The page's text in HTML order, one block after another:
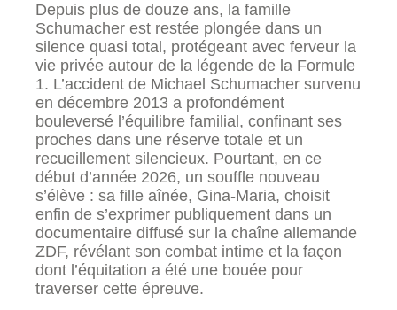
Depuis plus de douze ans, la famille
Schumacher est restée plongée dans un
silence quasi total, protégeant avec ferveur la
vie privée autour de la légende de la Formule
1. L’accident de Michael Schumacher survenu
en décembre 2013 a profondément
bouleversé l’équilibre familial, confinant ses
proches dans une réserve totale et un
recueillement silencieux. Pourtant, en ce
début d’année 2026, un souffle nouveau
s’élève : sa fille aînée, Gina-Maria, choisit
enfin de s’exprimer publiquement dans un
documentaire diffusé sur la chaîne allemande
ZDF, révélant son combat intime et la façon
dont l’équitation a été une bouée pour
traverser cette épreuve.